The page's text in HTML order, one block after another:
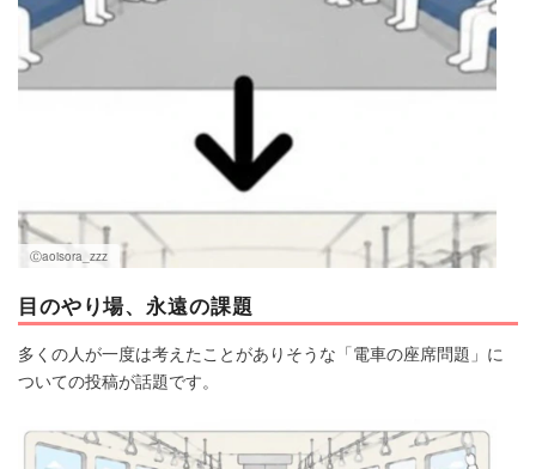
Ⓒaoisora_zzz
目のやり場、永遠の課題
多くの人が一度は考えたことがありそうな「電車の座席問題」に
ついての投稿が話題です。